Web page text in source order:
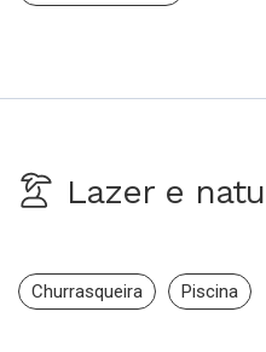
Lazer e
Churrasqueira Piscina